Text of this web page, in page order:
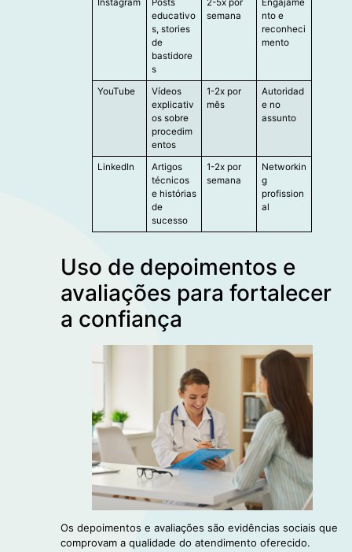
educativo
s, stories
de
bastidore
s
semana
nto e
reconheci
mento
YouTube
Vídeos
explicativ
os sobre
procedim
entos
1-2x por
mês
Autoridad
e no
assunto
LinkedIn
Artigos
técnicos
e histórias
de
sucesso
1-2x por
semana
Networkin
g
profission
al
Uso de depoimentos e
avaliações para fortalecer
a confiança
Os depoimentos e avaliações são evidências sociais que
comprovam a qualidade do atendimento oferecido.